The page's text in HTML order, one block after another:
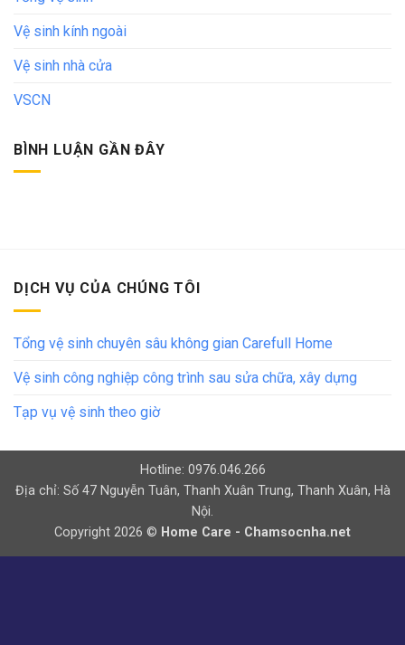
Vệ sinh kính ngoài
Vệ sinh nhà cửa
VSCN
BÌNH LUẬN GẦN ĐÂY
DỊCH VỤ CỦA CHÚNG TÔI
Tổng vệ sinh chuyên sâu không gian Carefull Home
Vệ sinh công nghiệp công trình sau sửa chữa, xây dựng
Tạp vụ vệ sinh theo giờ
Hotline: 0976.046.266
Địa chỉ: Số 47 Nguyễn Tuân, Thanh Xuân Trung, Thanh Xuân, Hà
Nội.
Copyright 2026 © Home Care - Chamsocnha.net